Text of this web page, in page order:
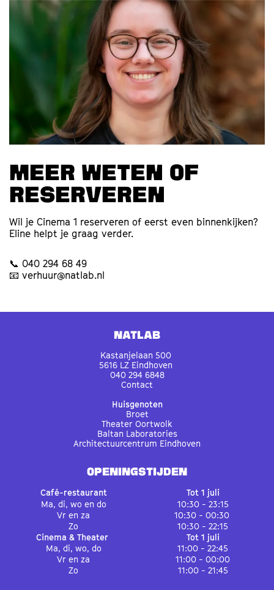
Meer weten of
reserveren
Wil je Cinema 1 reserveren of eerst even binnenkijken?
Eline helpt je graag verder.
📞 040 294 68 49
📧 verhuur@natlab.nl
Natlab
Kastanjelaan 500
5616 LZ Eindhoven
040 294 6848
Contact
Huisgenoten
Broet
Theater Oortwolk
Baltan Laboratories
Architectuurcentrum Eindhoven
OPENINGSTIJDEN
Café-restaurant
Tot 1 juli
Ma, di, wo en do
10:30 - 23:15
Vr en za
10:30 - 00:30
Zo
10:30 - 22:15
Cinema & Theater
Tot 1 juli
Ma, di, wo, do
11:00 - 22:45
Vr en za
11:00 - 00:00
Zo
11:00 - 21:45